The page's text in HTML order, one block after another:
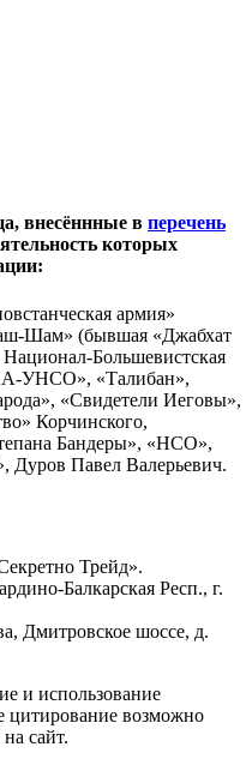
внесённные в перечень
которых
армия»
Шам» (бывшая «Джабхат
Большевистская
УНСО», «Талибан»,
«Свидетели Иеговы»,
Корчинского,
Бандеры», «НСО»,
Дуров Павел Валерьевич.
Трейд».
Балкарская Респ., г.
Дмитровское шоссе, д.
и использование
цитирование возможно
сайт.